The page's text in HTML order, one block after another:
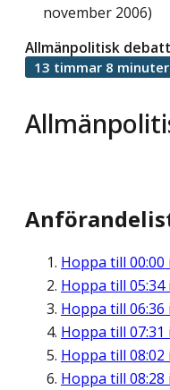
november 2006)
Allmänpolitisk debatt
13 timmar 8
Hoppa till 00:00
Hoppa till 05:34
Hoppa till 06:36
Hoppa till 07:31
Hoppa till 08:02
Hoppa till 08:28